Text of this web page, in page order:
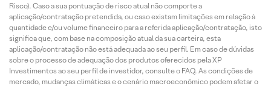
Risco). Caso a sua pontuação de risco atual não comporte a
aplicação/contratação pretendida, ou caso existam limitações em relação à
quantidade e/ou volume financeiro para a referida aplicação/contratação, isto
significa que, com base na composição atual da sua carteira, esta
aplicação/contratação não está adequada ao seu perfil. Em caso de dúvidas
sobre o processo de adequação dos produtos oferecidos pela XP
Investimentos ao seu perfil de investidor, consulte o FAQ. As condições de
mercado, mudanças climáticas e o cenário macroeconômico podem afetar o